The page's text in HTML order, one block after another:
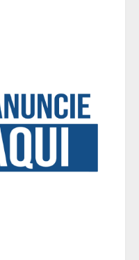
especiais
shoppings de Belo